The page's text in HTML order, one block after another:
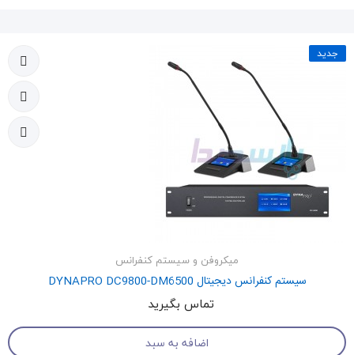
جدید
میکروفن و سیستم کنفرانس
سیستم کنفرانس دیجیتال DYNAPRO DC9800-DM6500
تماس بگیرید
اضافه به سبد